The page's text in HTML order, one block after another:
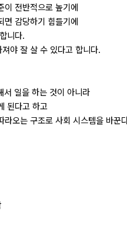
이 전반적으로 높기에
면 감당하기 힘들기에
니다.
야 잘 살 수 있다고 합니다.
서 일을 하는 것이 아니라
된다고 하고
오는 구조로 사회 시스템을 바꾼